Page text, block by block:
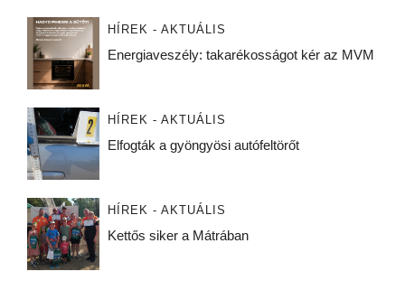
HÍREK - AKTUÁLIS
Energiaveszély: takarékosságot kér az MVM
HÍREK - AKTUÁLIS
Elfogták a gyöngyösi autófeltörőt
HÍREK - AKTUÁLIS
Kettős siker a Mátrában